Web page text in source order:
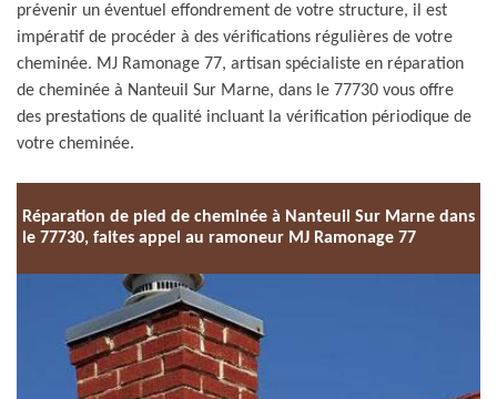
prévenir un éventuel effondrement de votre structure, il est
impératif de procéder à des vérifications régulières de votre
cheminée. MJ Ramonage 77, artisan spécialiste en réparation
de cheminée à Nanteuil Sur Marne, dans le 77730 vous offre
des prestations de qualité incluant la vérification périodique de
votre cheminée.
Réparation de pied de cheminée à Nanteuil Sur Marne dans
le 77730, faites appel au ramoneur MJ Ramonage 77